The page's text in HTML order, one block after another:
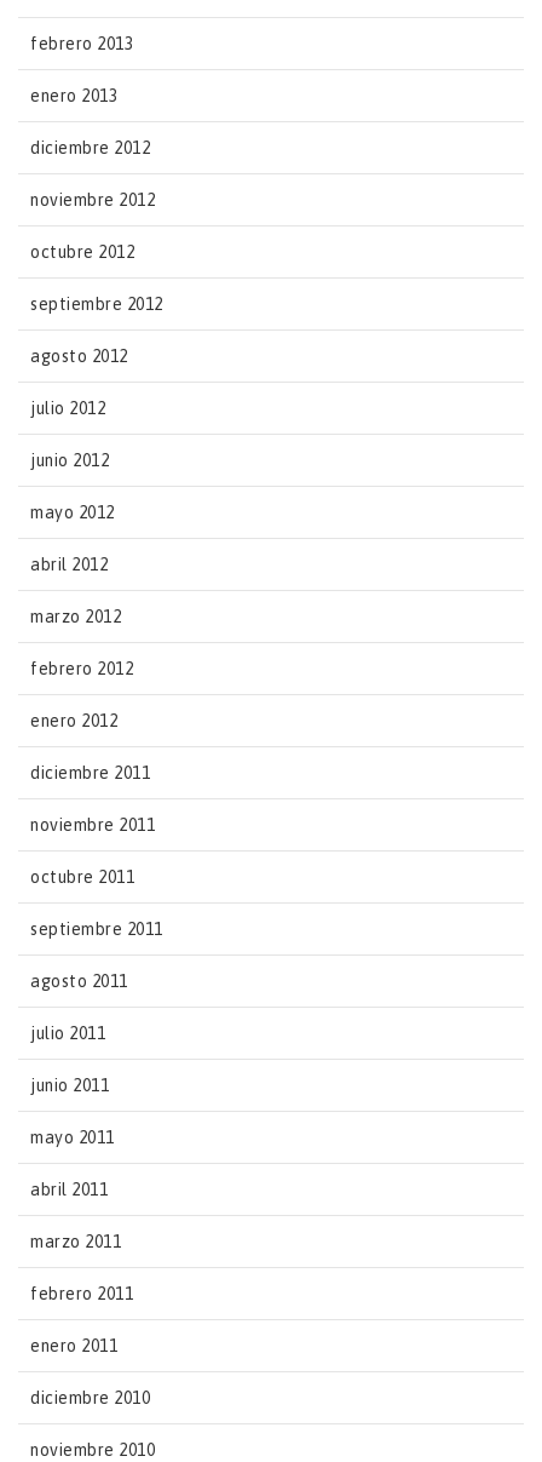
febrero 2013
enero 2013
diciembre 2012
noviembre 2012
octubre 2012
septiembre 2012
agosto 2012
julio 2012
junio 2012
mayo 2012
abril 2012
marzo 2012
febrero 2012
enero 2012
diciembre 2011
noviembre 2011
octubre 2011
septiembre 2011
agosto 2011
julio 2011
junio 2011
mayo 2011
abril 2011
marzo 2011
febrero 2011
enero 2011
diciembre 2010
noviembre 2010